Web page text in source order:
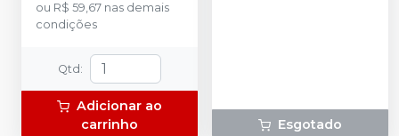
ou R$ 59,67 nas demais
condições
Qtd :
Adicionar ao
carrinho
Esgotado